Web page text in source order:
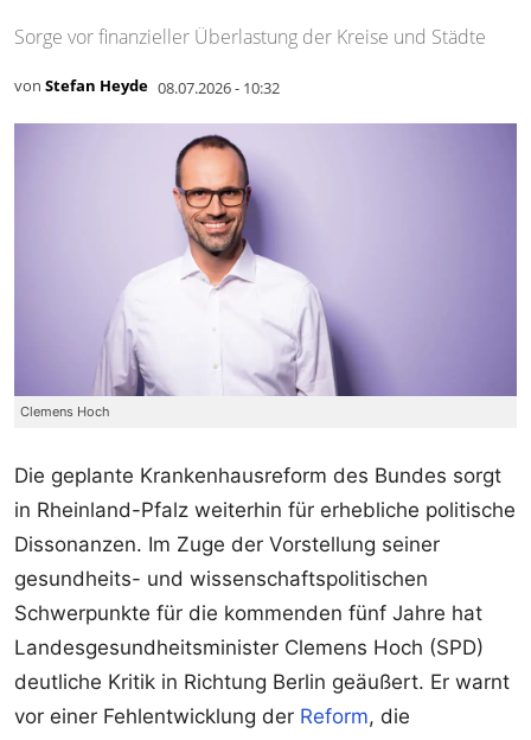
Sorge vor finanzieller Überlastung der Kreise und Städte
von Stefan Heyde 08.07.2026 - 10:32
Clemens Hoch
Die geplante Krankenhausreform des Bundes sorgt
in Rheinland-Pfalz weiterhin für erhebliche politische
Dissonanzen. Im Zuge der Vorstellung seiner
gesundheits- und wissenschaftspolitischen
Schwerpunkte für die kommenden fünf Jahre hat
Landesgesundheitsminister Clemens Hoch (SPD)
deutliche Kritik in Richtung Berlin geäußert. Er warnt
vor einer Fehlentwicklung der Reform, die